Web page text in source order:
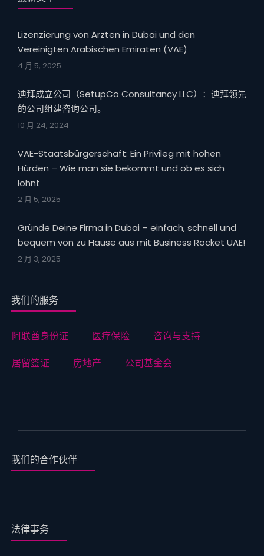
Lizenzierung von Ärzten in Dubai und den
Vereinigten Arabischen Emiraten (VAE)
4 月 5, 2025
迪拜成立公司（SetupCo Consultancy LLC）：迪拜领先
的公司组建咨询公司。
10 月 24, 2024
VAE-Staatsbürgerschaft: Ein Privileg mit hohen
Hürden – Wie man sie bekommt und ob es sich
lohnt
2 月 5, 2025
Gründe Deine Firma in Dubai – einfach, schnell und
bequem von zu Hause aus mit Business Rocket UAE!
2 月 3, 2025
我们的服务
阿联酋身份证 医疗保险
咨询与支持
居留签证
房地产 公司基金会
我们的合作伙伴
法律事务